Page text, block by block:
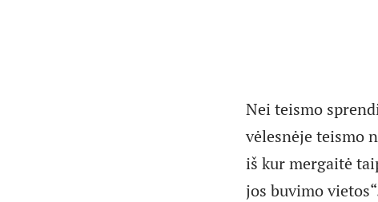
Nei teismo
vėlesnėje teismo
iš kur mergaitė
jos buvimo